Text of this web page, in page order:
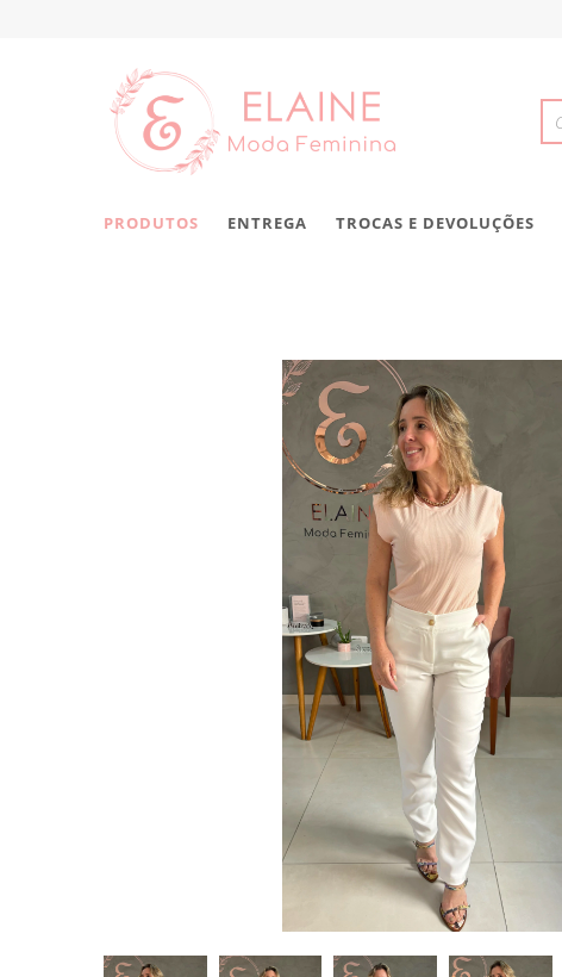
PRODUTOS ENTREGA TROCAS E DEVOLUÇÕES